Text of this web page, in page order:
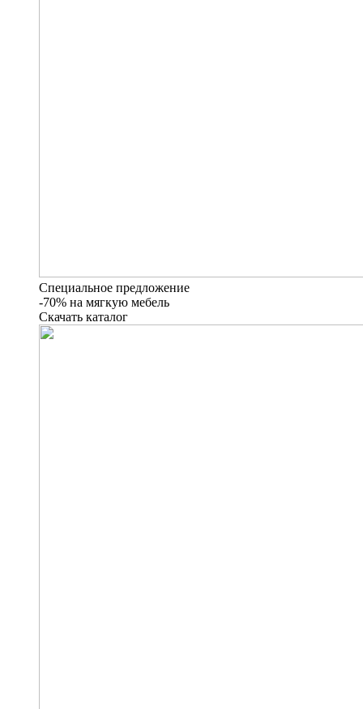
Специальное предложение
-70% на мягкую мебель
Скачать каталог